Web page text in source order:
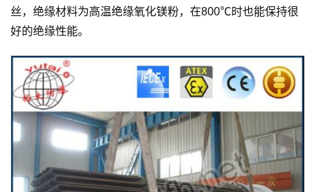
丝，绝缘材料为高温绝缘氧化镁粉，在800℃时也能保持很
好的绝缘性能。